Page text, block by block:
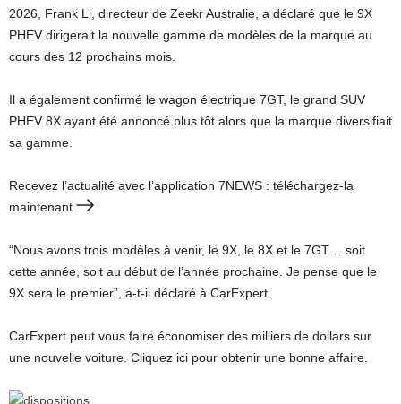
2026, Frank Li, directeur de Zeekr Australie, a déclaré que le 9X
PHEV dirigerait la nouvelle gamme de modèles de la marque au
cours des 12 prochains mois.
Il a également confirmé le wagon électrique 7GT, le grand SUV
PHEV 8X ayant été annoncé plus tôt alors que la marque diversifiait
sa gamme.
Recevez l’actualité avec l’application 7NEWS : téléchargez-la
maintenant
“Nous avons trois modèles à venir, le 9X, le 8X et le 7GT… soit
cette année, soit au début de l’année prochaine. Je pense que le
9X sera le premier”, a-t-il déclaré à CarExpert.
CarExpert peut vous faire économiser des milliers de dollars sur
une nouvelle voiture. Cliquez ici pour obtenir une bonne affaire.